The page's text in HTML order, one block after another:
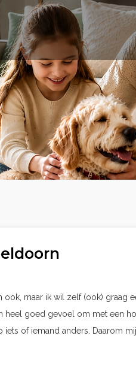
maar ik wil zelf (ook) graag
heel goed gevoel om met een
of iemand anders. Daarom